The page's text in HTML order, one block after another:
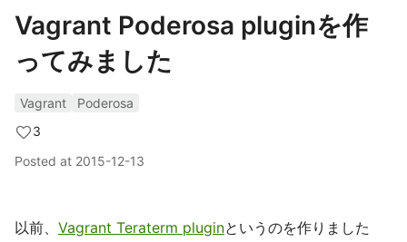
Vagrant Poderosa pluginを作
ってみました
Vagrant
Poderosa
3
Posted at 2015-12-13
以前、 Vagrant Teraterm pluginというのを作りました